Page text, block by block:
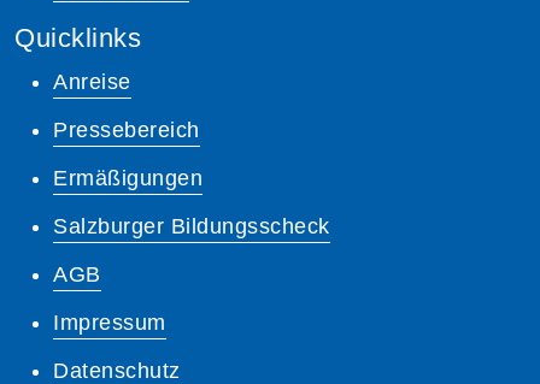
Quicklinks
Anreise
Pressebereich
Ermäßigungen
Salzburger Bildungsscheck
AGB
Impressum
Datenschutz